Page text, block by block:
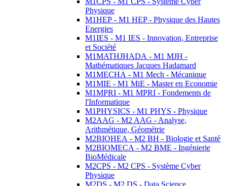
Physique
M1HEP - M1 HEP - Physique des Hautes
Energies
M1IES - M1 IES - Innovation, Entreprise
et Société
M1MATHJHADA - M1 MJH -
Mathématiques Jacques Hadamard
M1MECHA - M1 Mech - Mécanique
M1MIE - M1 MiE - Master en Economie
M1MPRI - M1 MPRI - Fondements de
l'Informatique
M1PHYSICS - M1 PHYS - Physique
M2AAG - M2 AAG - Analyse,
Arithmétique, Géométrie
M2BIOHEA - M2 BH - Biologie et Santé
M2BIOMECA - M2 BME - Ingénierie
BioMédicale
M2CPS - M2 CPS - Système Cyber
Physique
M2DS - M2 DS - Data Science